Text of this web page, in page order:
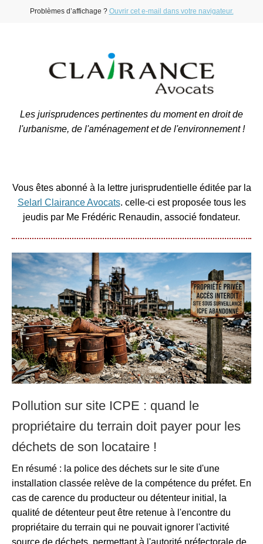
Problèmes d’affichage ? Ouvrir cet e-mail dans votre navigateur.
Les jurisprudences pertinentes du moment en droit de
l'urbanisme, de l'aménagement et de l'environnement !
Vous êtes abonné à la lettre jurisprudentielle éditée par la
Selarl Clairance Avocats. celle-ci est proposée tous les
jeudis par Me Frédéric Renaudin, associé fondateur.
Pollution sur site ICPE : quand le
propriétaire du terrain doit payer pour les
déchets de son locataire !
En résumé : la police des déchets sur le site d'une
installation classée relève de la compétence du préfet. En
cas de carence du producteur ou détenteur initial, la
qualité de détenteur peut être retenue à l'encontre du
propriétaire du terrain qui ne pouvait ignorer l'activité
source de déchets, permettant à l'autorité préfectorale de